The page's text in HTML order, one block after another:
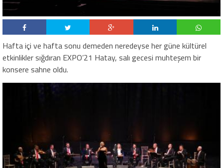
Hafta içi ve hafta sonu demeden neredeyse her güne kültürel
etkinlikler sığdıran EXPO’21 Hatay, salı gecesi muhteşem bir
konsere sahne oldu.